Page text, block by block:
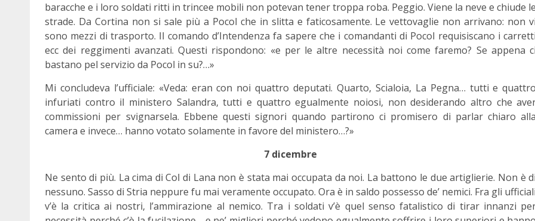
baracche e i loro soldati ritti in trincee mobili non potevan tener troppa roba. Peggio. Viene la neve e chiude le
strade. Da Cortina non si sale più a Pocol che in slitta e faticosamente. Le vettovaglie non arrivano: non vi
sono mezzi di trasporto. Il comando d’Intendenza fa sapere che i comandanti di Pocol requisiscano i carretti
ecc dei reggimenti avanzati. Questi rispondono: «e per le altre necessità noi come faremo? Se appena ci
bastano pel servizio da Pocol in su?…»
Mi concludeva l’ufficiale: «Veda: eran con noi quattro deputati. Quarto, Scialoia, La Pegna… tutti e quattro
infuriati contro il ministero Salandra, tutti e quattro egualmente noiosi, non desiderando altro che
commissioni per svignarsela. Ebbene questi signori quando partirono ci promisero di parlar chiaro alla
camera e invece… hanno votato solamente in favore del ministero…?»
7 dicembre
Ne sento di più. La cima di Col di Lana non è stata mai occupata da noi. La battono le due artiglierie. Non è di
nessuno. Sasso di Stria neppure fu mai veramente occupato. Ora è in saldo possesso de’ nemici. Fra gli ufficiali
v’è la critica ai nostri, l’ammirazione al nemico. Tra i soldati v’è quel senso fatalistico di tirar innanzi